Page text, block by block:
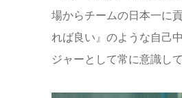
場からチームの日本一に
れば良い』のような自己
ジャーとして常に意識し